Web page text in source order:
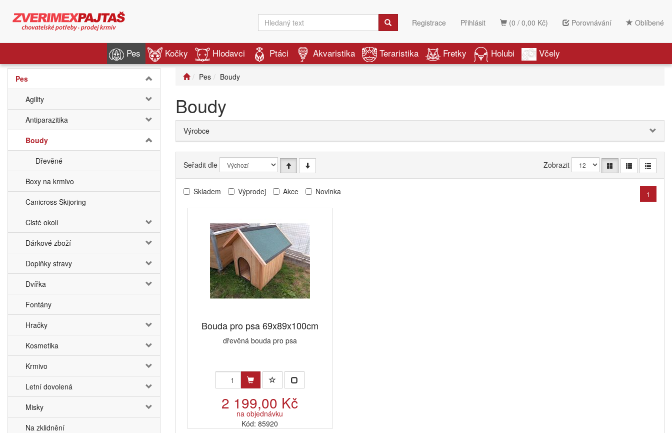
(0 / 0,00 Kč) Porovnávání Oblíbené
Registrace Přihlásit
Pes Kočky Hlodavci Ptáci Akvaristika Teraristika Fretky Holubi Včely
Pes
Agility
Antiparazitika
Boudy
Dřevěné
Boxy na krmivo
Canicross Skijoring
Čisté okolí
Dárkové zboží
Doplňky stravy
Dvířka
Fontány
Hračky
Kosmetika
Krmivo
Letní dovolená
Misky
Na zklidnění
Pes Boudy
Boudy
Výrobce
Seřadit dle Zobrazit
Skladem Výprodej Akce Novinka 1
Bouda pro psa 69x89x100cm
dřevěná bouda pro psa
2 199,00 Kč
na objednávku
Kód: 85920